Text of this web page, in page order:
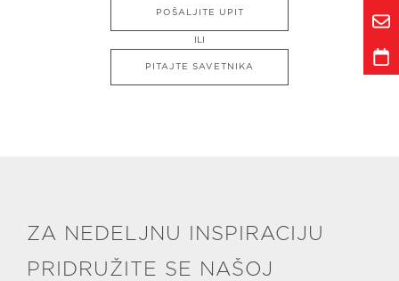
POŠALJITE UPIT
ILI
PITAJTE SAVETNIKA
ZA NEDELJNU INSPIRACIJU
PRIDRUŽITE SE NAŠOJ